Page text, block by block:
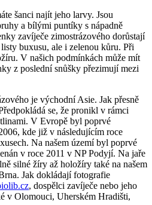
šanci najít jeho larvy. Jsou
a bílými puntíky s nápadně
zavíječe zimostrázového dorůstají
buxusu, ale i zelenou kůru. Při
V našich podmínkách může mít
z poslední snůšky přezimují mezi
je východní Asie. Jak přesně
se, že pronikl v rámci
V Evropě byl poprvé
kde již v následujícím roce
Na našem území byl poprvé
v roce 2011 v NP Podyjí. Na jaře
silné žíry až holožíry také na našem
Jak dokládají fotografie
, dospělci zavíječe nebo jeho
v Olomouci, Uherském Hradišti,